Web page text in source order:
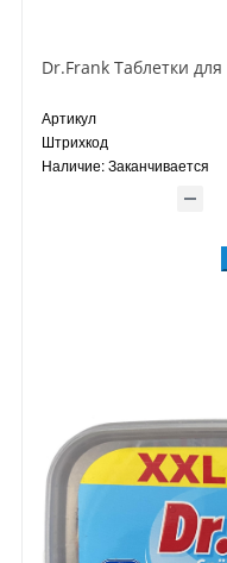
Артикул
Штрихкод
Наличие:Заканчивается